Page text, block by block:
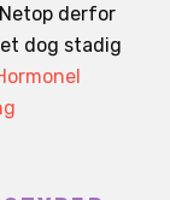
derfor
dog stadig